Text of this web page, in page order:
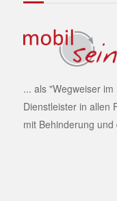
... als "Wegweiser
Dienstleister in allen
mit Behinderung